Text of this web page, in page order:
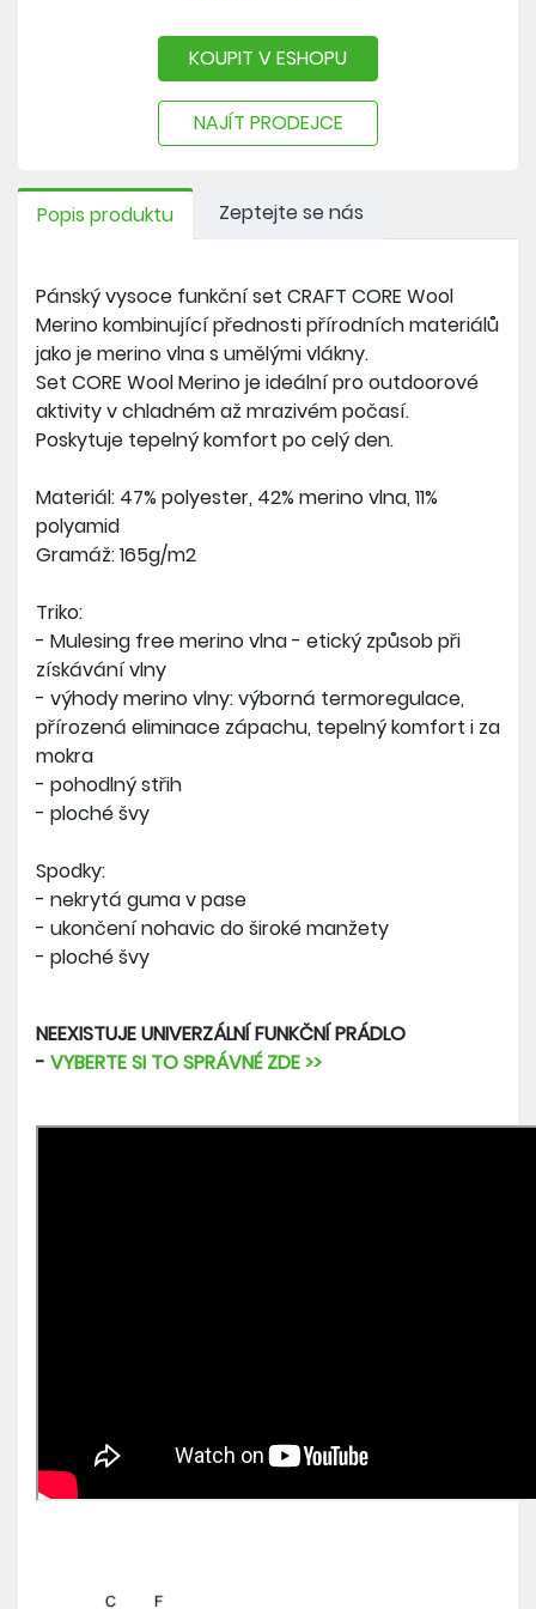
NEEXISTUJE UNIVERZÁLNÍ FUNKČNÍ PRÁDLO
VYBERTE SI TO SPRÁVNÉ ZDE >>
KOUPIT V ESHOPU
NAJÍT PRODEJCE
Popis produktu Zeptejte se nás
Pánský vysoce funkční set CRAFT CORE Wool
Merino kombinující přednosti přírodních materiálů
jako je merino vlna s umělými vlákny.
Set CORE Wool Merino je ideální pro outdoorové
aktivity v chladném až mrazivém počasí.
Poskytuje tepelný komfort po celý den.
Materiál: 47% polyester, 42% merino vlna, 11%
polyamid
Gramáž: 165g/m2
Triko:
- Mulesing free merino vlna - etický způsob při
získávání vlny
- výhody merino vlny: výborná termoregulace,
přírozená eliminace zápachu, tepelný komfort i za
mokra
- pohodlný střih
- ploché švy
Spodky:
- nekrytá guma v pase
- ukončení nohavic do široké manžety
- ploché švy
NEEXISTUJE UNIVERZÁLNÍ FUNKČNÍ PRÁDLO
- VYBERTE SI TO SPRÁVNÉ ZDE >>